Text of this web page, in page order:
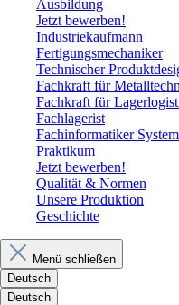
Ausbildung
Jetzt bewerben!
Industriekaufmann
Fertigungsmechaniker
Technischer
Fachkraft für
Fachkraft für
Fachlagerist
Fachinformatiker
Praktikum
Jetzt bewerben!
Qualität & Normen
Unsere Produktion
Geschichte
Menü schließen
Deutsch
Deutsch